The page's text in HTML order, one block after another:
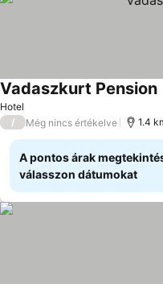
Hotel
Vadaszkurt Pension
/ Még nincs értékelve 1.4
A pontos árak
válasszon dátumokat